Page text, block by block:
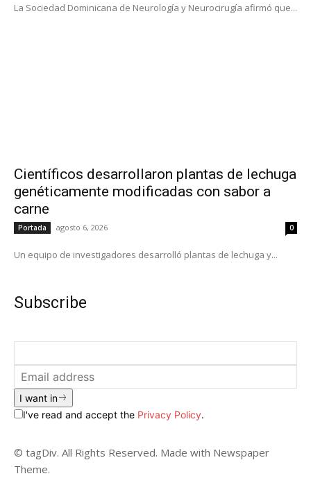
La Sociedad Dominicana de Neurología y Neurocirugía afirmó que...
Científicos desarrollaron plantas de lechuga
genéticamente modificadas con sabor a
carne
Portada agosto 6, 2026 0
Un equipo de investigadores desarrolló plantas de lechuga y...
Subscribe
I want in
I've read and accept the Privacy Policy.
© tagDiv. All Rights Reserved. Made with Newspaper
Theme.